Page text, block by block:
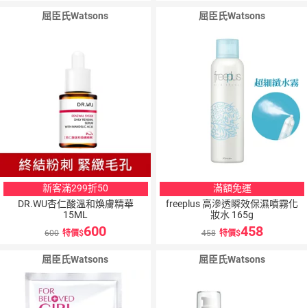
屈臣氏Watsons
新客滿299折50
DR.WU杏仁酸溫和煥膚精華
15ML
600 特價 600
屈臣氏Watsons
滿額免運
freeplus 高滲透瞬效保濕噴霧化
妝水 165g
458 特價 458
屈臣氏Watsons 屈臣氏Watsons